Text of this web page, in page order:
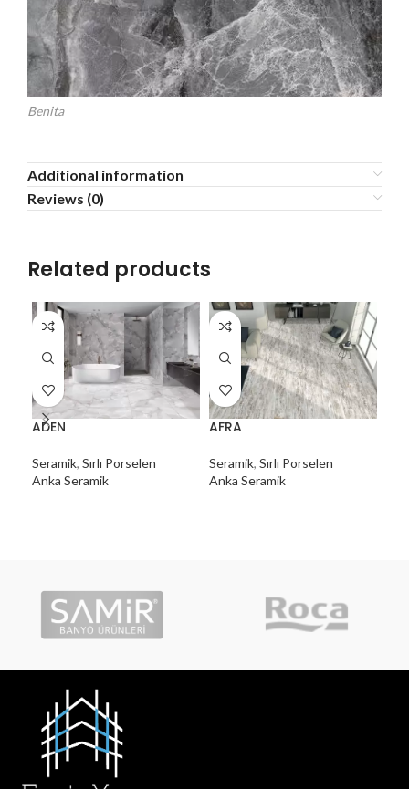
Benita
Additional information
Reviews (0)
Related products
ADEN
Seramik, Sırlı Porselen
Anka Seramik
AFRA
Seramik, Sırlı Porselen
Anka Seramik